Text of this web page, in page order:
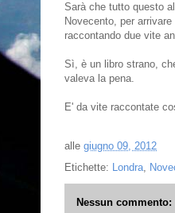
Sarà che tutto questo
Novecento, per
raccontando due vite
Sì, è un libro strano,
valeva la pena.
E' da vite raccontate
alle giugno 09, 2012
Etichette: Londra,
Nessun commento: